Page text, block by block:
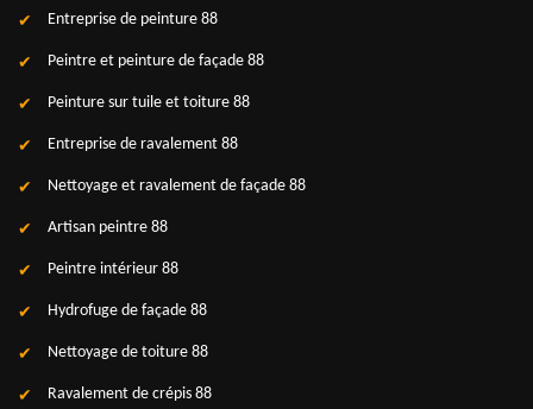
Entreprise de peinture 88
Peintre et peinture de façade 88
Peinture sur tuile et toiture 88
Entreprise de ravalement 88
Nettoyage et ravalement de façade 88
Artisan peintre 88
Peintre intérieur 88
Hydrofuge de façade 88
Nettoyage de toiture 88
Ravalement de crépis 88